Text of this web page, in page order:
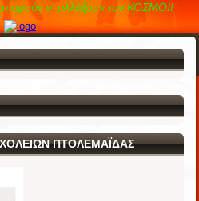
μπορούν ν' αλλάξουν τον ΚΟΣΜΟ!!
ΠΤΟΛΕΜΑΪΔΑΣ